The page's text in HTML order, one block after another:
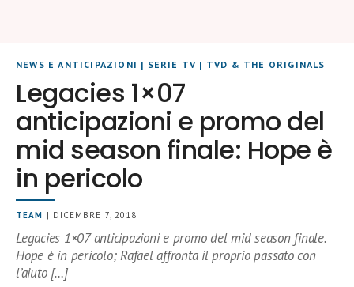
NEWS E ANTICIPAZIONI | SERIE TV | TVD & THE ORIGINALS
Legacies 1×07
anticipazioni e promo del
mid season finale: Hope è
in pericolo
TEAM | DICEMBRE 7, 2018
Legacies 1×07 anticipazioni e promo del mid season finale.
Hope è in pericolo; Rafael affronta il proprio passato con
l’aiuto […]